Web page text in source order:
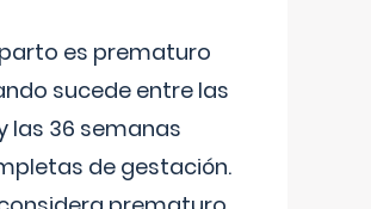
es prematuro
sucede entre las
las 36 semanas
de gestación.